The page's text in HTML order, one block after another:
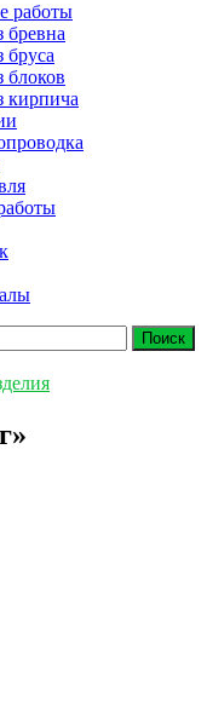
и ремонт
работы
бревна
бруса
блоков
кирпича